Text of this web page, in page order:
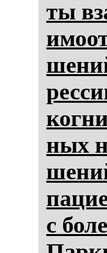
ты
ных
с